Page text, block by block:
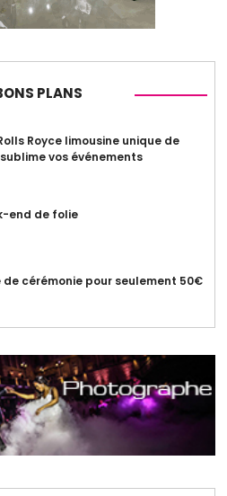
PLANS
Royce limousine unique de
sublime vos événements
end de folie
de cérémonie pour seulement 50€